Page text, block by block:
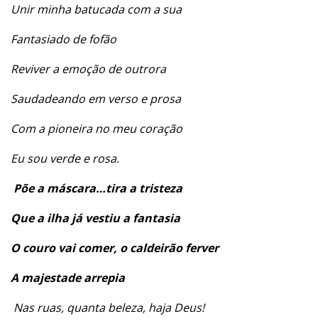
Unir minha batucada com a sua
Fantasiado de fofão
Reviver a emoção de outrora
Saudadeando em verso e prosa
Com a pioneira no meu coração
Eu sou verde e rosa.
Põe a máscara…tira a tristeza
Que a ilha já vestiu a fantasia
O couro vai comer, o caldeirão ferver
A majestade arrepia
Nas ruas, quanta beleza, haja Deus!